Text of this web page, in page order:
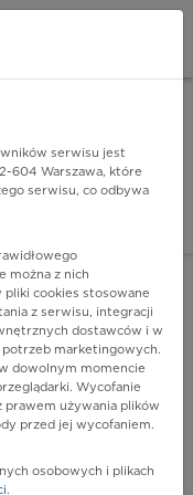
z przewagą
B
serwisu jest
604 Warszawa, które
serwisu, co odbywa
można z nich
pliki cookies stosowane
z serwisu, integracji
dostawców i w
marketingowych.
dowolnym momencie
Wycofanie
prawem używania plików
przed jej wycofaniem.
osobowych i plikach
.
INSTALUJ